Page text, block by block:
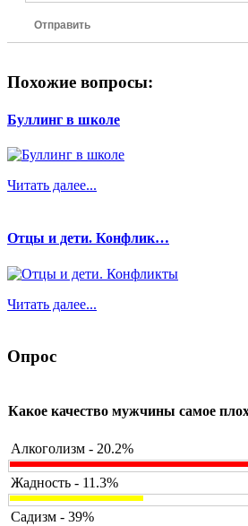
Отправить
Похожие вопросы:
Буллинг в школе
Читать далее...
Отцы и дети. Конфлик…
Читать далее...
Опрос
Какое качество мужчины самое
Алкоголизм - 20.2%
Жадность - 11.3%
Садизм - 39%